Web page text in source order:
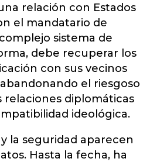
relación con Estados
el mandatario de
sistema de
debe recuperar los
con sus vecinos
el riesgoso
relaciones diplomáticas
ideológica.
la seguridad aparecen
Hasta la fecha, ha